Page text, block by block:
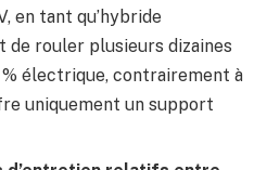
en tant qu’hybride
de rouler plusieurs dizaines
électrique, contrairement à
uniquement un support